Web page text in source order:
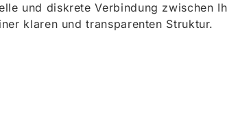
und diskrete Verbindung zwischen
klaren und transparenten Struktur.